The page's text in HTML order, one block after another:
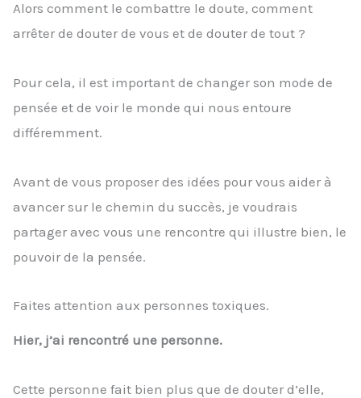
Alors comment le combattre le doute, comment
arrêter de douter de vous et de douter de tout ?
Pour cela, il est important de changer son mode de
pensée et de voir le monde qui nous entoure
différemment.
Avant de vous proposer des idées pour vous aider à
avancer sur le chemin du succès, je voudrais
partager avec vous une rencontre qui illustre bien, le
pouvoir de la pensée.
Faites attention aux personnes toxiques.
Hier, j’ai rencontré une personne.
Cette personne fait bien plus que de douter d’elle,